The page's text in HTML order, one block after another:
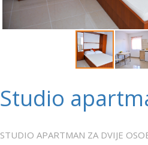
Studio
STUDIO APARTMAN ZA DVIJE